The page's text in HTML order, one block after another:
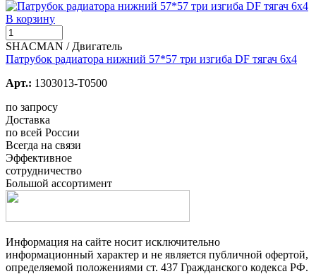
В корзину
SHACMAN / Двигатель
Патрубок радиатора нижний 57*57 три изгиба DF тягач 6x4
Арт.: 1303013-T0500
по запросу
Доставка
по всей России
Всегда на связи
Эффективное
сотрудничество
Большой ассортимент
Информация на сайте носит исключительно
информационный характер и не является публичной офертой,
определяемой положениями ст. 437 Гражданского кодекса РФ.